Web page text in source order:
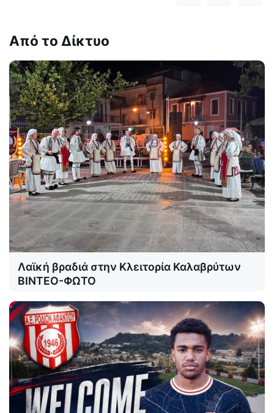
Από το Δίκτυο
Λαϊκή βραδιά στην Κλειτορία Καλαβρύτων
ΒΙΝΤΕΟ-ΦΩΤΟ